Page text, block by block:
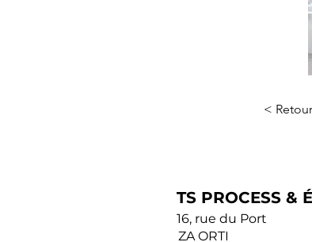
< Retour
TS PROCESS &
16, rue du Port
ZA ORTI